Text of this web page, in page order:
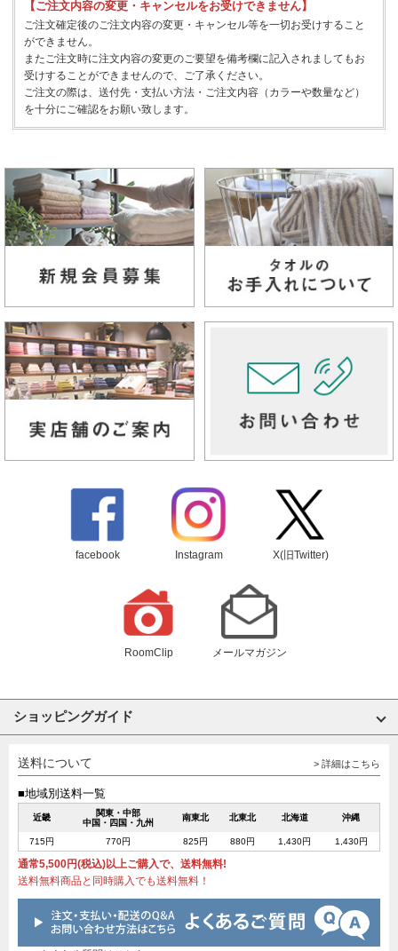
【ご注文内容の変更・キャンセルをお受けできません】
ご注文確定後のご注文内容の変更・キャンセル等を一切お受けすること
ができません。
またご注文時に注文内容の変更のご要望を備考欄に記入されましてもお
受けすることができませんので、ご了承ください。
ご注文の際は、送付先・支払い方法・ご注文内容（カラーや数量など）
を十分にご確認をお願い致します。
facebook Instagram X(旧Twitter)
RoomClip メールマガジン
ショッピングガイド
送料について > 詳細はこちら
■地域別送料一覧
近畿
関東・中部
中国・四国・九州
南東北 北東北 北海道 沖縄
715円 770円 825円 880円 1,430円 1,430円
通常5,500円(税込)以上ご購入で、送料無料!
送料無料商品と同時購入でも送料無料！